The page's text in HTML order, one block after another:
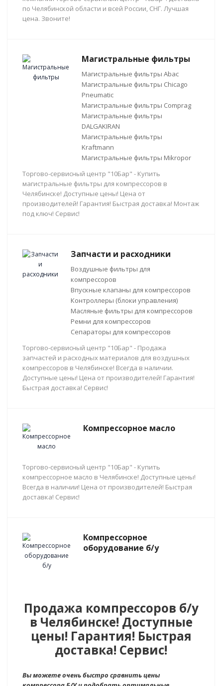
по Челябинской области и всей России, СНГ. Лучшая
цена. Звоните!
Магистральные фильтры
Магистральные фильтры Abac
Магистральные фильтры Chicago
Pneumatic
Магистральные фильтры Comprag
Магистральные фильтры
DALGAKIRAN
Магистральные фильтры
Kraftmann
Магистральные фильтры Mikropor
Торгово-сервисный центр "10Бар" - Купить
магистральные фильтры для компрессоров в
Челябинске! Доступные цены! Цена от
производителей! Гарантия! Быстрая доставка! Монтаж
под ключ! Сервис!
Запчасти и расходники
Воздушные фильтры для
компрессоров
Впускные клапаны для компрессоров
Контроллеры (блоки управления)
Масляные фильтры для компрессоров
Ремни для компрессоров
Сепараторы для компрессоров
Торгово-сервисный центр "10Бар" - Продажа
запчастей и расходных материалов для воздушных
компрессоров в Челябинске! Всегда в наличии.
Доступные цены! Цена от производителей! Гарантия!
Быстрая доставка! Сервис!
Компрессорное масло
Торгово-сервисный центр "10Бар" - Купить
компрессорное масло в Челябинске! Доступные цены!
Всегда в наличии! Цена от производителей! Быстрая
доставка! Сервис!
Компрессорное
оборудование б/у
Продажа компрессоров б/у
в Челябинске! Доступные
цены! Гарантия! Быстрая
доставка! Сервис!
Вы можете очень быстро сравнить цены